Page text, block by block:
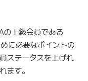
の上級会員である
に必要なポイントの
ステータスを上げれ
ます。